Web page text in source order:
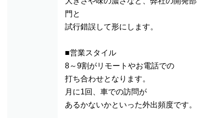
門と
試行錯誤して形にします。
■営業スタイル
8～9割がリモートやお電話での
打ち合わせとなります。
月に1回、車での訪問が
あるかないかといった外出頻度です。